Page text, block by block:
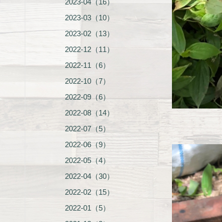
2023-04（16）
2023-03（10）
2023-02（13）
2022-12（11）
2022-11（6）
2022-10（7）
2022-09（6）
2022-08（14）
2022-07（5）
2022-06（9）
2022-05（4）
2022-04（30）
2022-02（15）
2022-01（5）